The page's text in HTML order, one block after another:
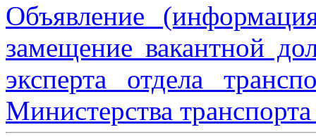
Объявление
замещение вакантной
эксперта отдела
Министерства